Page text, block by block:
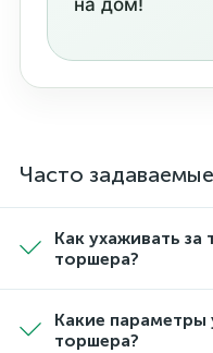
на дом!
Часто
Как ухаживать
торшера?
Какие параметры
торшера?